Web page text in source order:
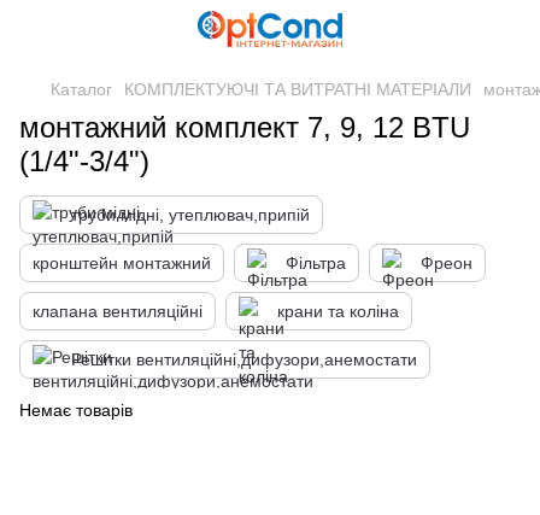
Каталог КОМПЛЕКТУЮЧІ ТА ВИТРАТНІ МАТЕРІАЛИ
монтажний комплект 7, 9, 12 BTU
(1/4"-3/4")
труби мідні, утеплювач,припій
кронштейн монтажний Фільтра Фреон
клапана вентиляційні крани та коліна
Решітки вентиляційні,дифузори,анемостати
Немає товарів